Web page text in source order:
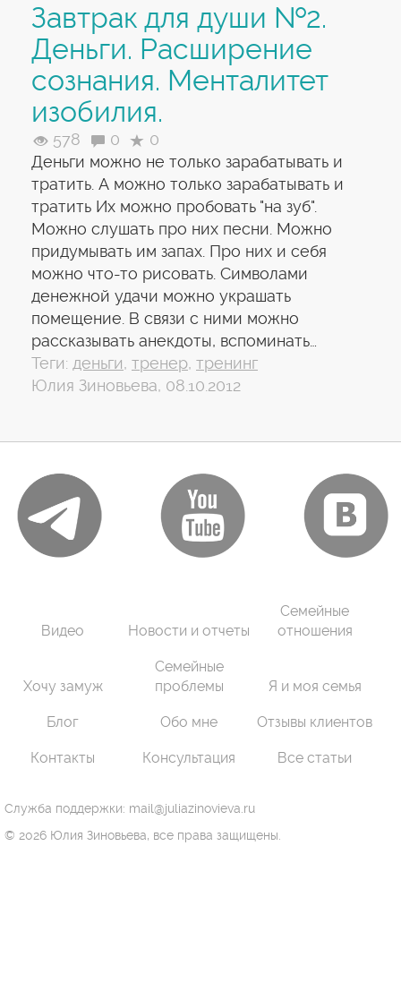
Завтрак для души №2.
Деньги. Расширение
сознания. Менталитет
изобилия.
578 0
0
Деньги можно не только зарабатывать и
тратить. А можно только зарабатывать и
тратить Их можно пробовать "на зуб".
Можно слушать про них песни. Можно
придумывать им запах. Про них и себя
можно что-то рисовать. Символами
денежной удачи можно украшать
помещение. В связи с ними можно
рассказывать анекдоты, вспоминать…
Теги: деньги, тренер, тренинг
Юлия Зиновьева, 08.10.2012
Видео Новости и отчеты
Семейные
отношения
Хочу замуж
Семейные
проблемы
Я и моя семья
Блог Обо мне Отзывы клиентов
Контакты Консультация Все статьи
Служба поддержки: mail@juliazinovieva.ru
© 2026 Юлия Зиновьева, все права защищены.